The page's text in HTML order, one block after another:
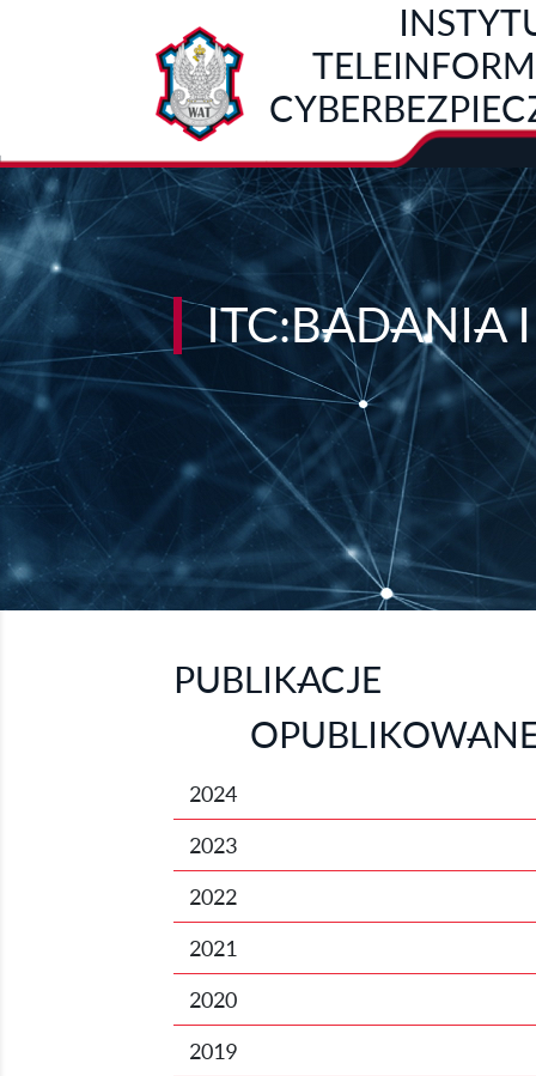
ITC:BADANIA
PUBLIKACJE
2024
2023
2022
2021
2020
2019